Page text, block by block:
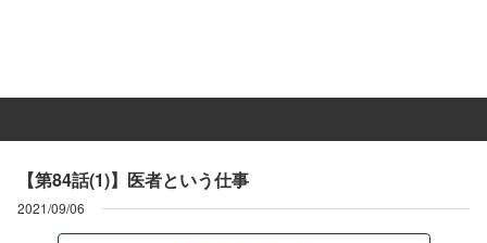
【第84話(1)】医者という仕事
2021/09/06